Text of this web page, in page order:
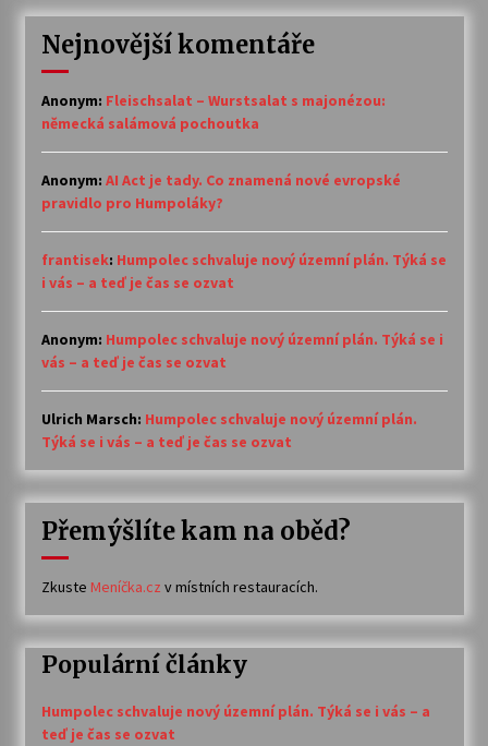
Nejnovější komentáře
Anonym: Fleischsalat – Wurstsalat s majonézou:
německá salámová pochoutka
Anonym: AI Act je tady. Co znamená nové evropské
pravidlo pro Humpoláky?
frantisek: Humpolec schvaluje nový územní plán. Týká se
i vás – a teď je čas se ozvat
Anonym: Humpolec schvaluje nový územní plán. Týká se i
vás – a teď je čas se ozvat
Ulrich Marsch: Humpolec schvaluje nový územní plán.
Týká se i vás – a teď je čas se ozvat
Přemýšlíte kam na oběd?
Zkuste Meníčka.cz v místních restauracích.
Populární články
Humpolec schvaluje nový územní plán. Týká se i vás – a
teď je čas se ozvat